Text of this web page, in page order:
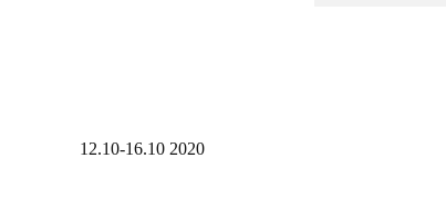
12.10-16.10 2020